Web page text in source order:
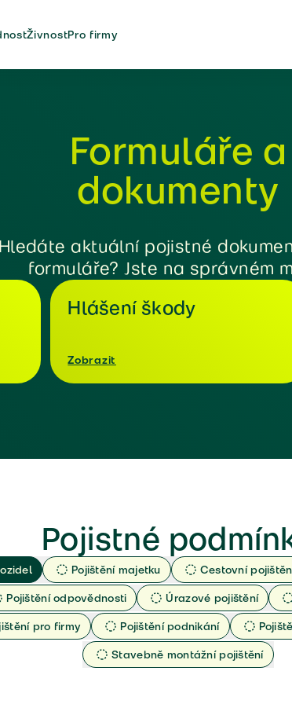
ŽivnostPro firmy
Formuláře a
dokumenty
Hledáte aktuální pojistné
formuláře? Jste na správném
Hlášení škody
Zobrazit
Pojistné
Pojištění majetku Cestovní
Pojištění odpovědnosti
Úrazové pojištění
pro firmy
Pojištění podnikání
Stavebně montážní pojištění